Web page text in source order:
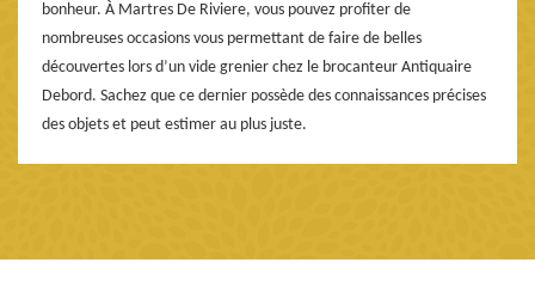
bonheur. À Martres De Riviere, vous pouvez profiter de
nombreuses occasions vous permettant de faire de belles
découvertes lors d’un vide grenier chez le brocanteur Antiquaire
Debord. Sachez que ce dernier possède des connaissances précises
des objets et peut estimer au plus juste.